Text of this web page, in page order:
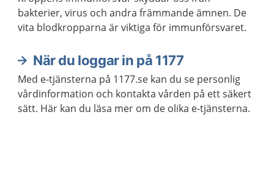
bakterier, virus och andra främmande ämnen. De
vita blodkropparna är viktiga för immunförsvaret.
När du loggar in på 1177
Med e-tjänsterna på 1177.se kan du se personlig
vårdinformation och kontakta vården på ett säkert
sätt. Här kan du läsa mer om de olika e-tjänsterna.